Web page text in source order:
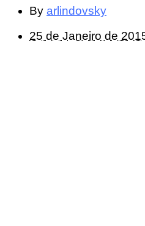
By arlindovsky
25 de Janeiro de